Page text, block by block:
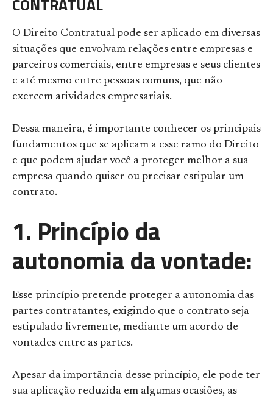
CONTRATUAL
O Direito Contratual pode ser aplicado em diversas
situações que envolvam relações entre empresas e
parceiros comerciais, entre empresas e seus clientes
e até mesmo entre pessoas comuns, que não
exercem atividades empresariais.
Dessa maneira, é importante conhecer os principais
fundamentos que se aplicam a esse ramo do Direito
e que podem ajudar você a proteger melhor a sua
empresa quando quiser ou precisar estipular um
contrato.
1. Princípio da
autonomia da vontade:
Esse princípio pretende proteger a autonomia das
partes contratantes, exigindo que o contrato seja
estipulado livremente, mediante um acordo de
vontades entre as partes.
Apesar da importância desse princípio, ele pode ter
sua aplicação reduzida em algumas ocasiões, as